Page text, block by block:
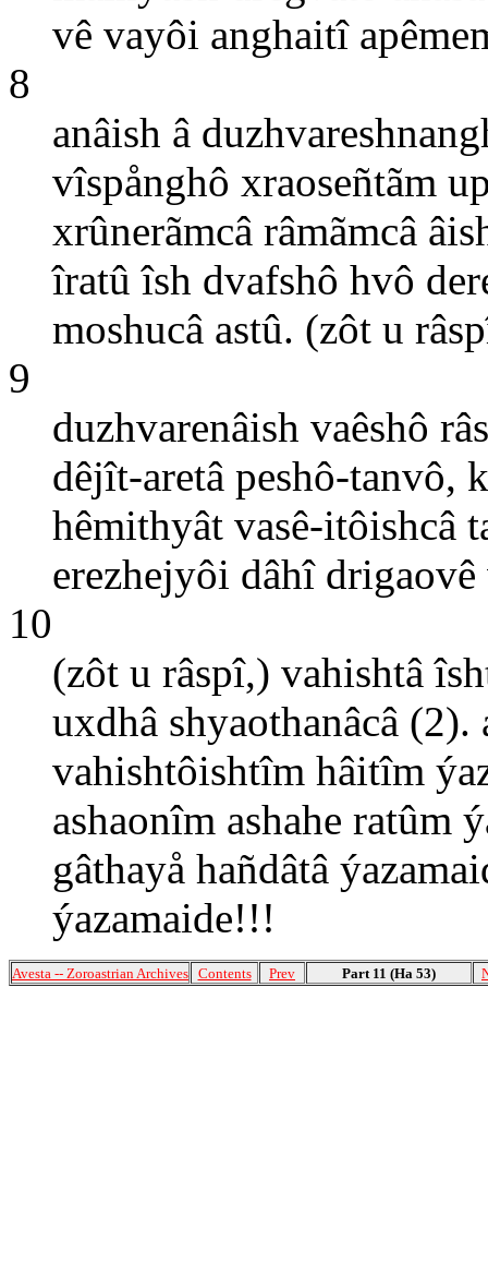
vê vayôi anghaitî
8
anâish â
vîspånghô xraoseñtãm
xrûnerãmcâ râmãmcâ
îratû îsh dvafshô hvô
moshucâ astû. (zôt u
9
duzhvarenâish vaêshô
dêjît-aretâ peshô-tanvô,
hêmithyât vasê-itôishcâ
erezhejyôi dâhî
10
(zôt u râspî,) vahishtâ
uxdhâ shyaothanâcâ
vahishtôishtîm hâitîm
ashaonîm ashahe ratûm
gâthayå hañdâtâ
ýazamaide!!!
Avesta -- Zoroastrian Archives Contents Prev Part 11 (Ha 53)